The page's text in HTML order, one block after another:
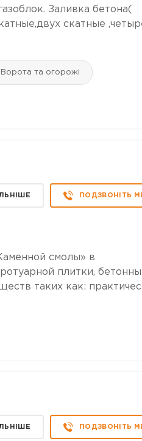
Заливка бетона(
скатные
Ворота та огорожі
ПОДЗВОНІТЬ
смолы» в
плитки,
таких как:
ПОДЗВОНІТЬ